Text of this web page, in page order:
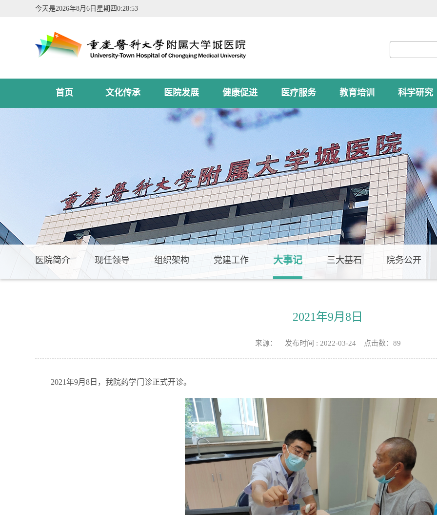
今天是2026年8月6日星期四0:28:53
首页 文化传承 医院发展 健康促进 医疗服务 教育培训 科学研究
医院简介 现任领导 组织架构 党建工作 大事记 三大基石 院务公开
2021年9月8日
来源： 发布时间 : 2022-03-24 点击数： 89
2021年9月8日，我院药学门诊正式开诊。